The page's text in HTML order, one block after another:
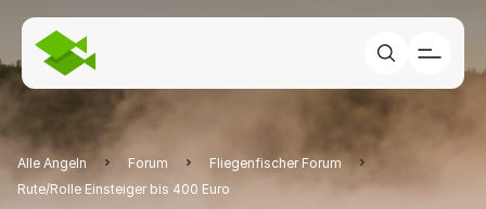
Alle Angeln Forum
Fliegenfischer Forum
Rute/Rolle Einsteiger bis 400 Euro